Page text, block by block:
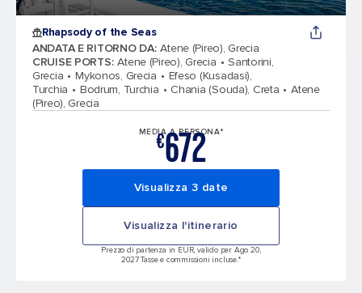
Rhapsody of the Seas
ANDATA E RITORNO DA: Atene (Pireo), Grecia
CRUISE PORTS: Atene (Pireo), Grecia
Santorini,
Grecia
Mykonos, Grecia
Efeso (Kusadasi),
Turchia
Bodrum, Turchia Chania (Souda), Creta
Atene
(Pireo), Grecia
MEDIA A PERSONA*
€672
Visualizza 3 date
Visualizza l'itinerario
Prezzo di partenza in EUR, valido per Ago 20,
2027 Tasse e commissioni incluse.*